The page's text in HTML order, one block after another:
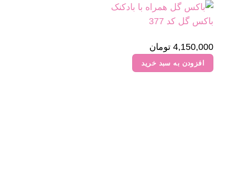
باکس گل کد 377
4,150,000 تومان
افزودن به سبد خرید